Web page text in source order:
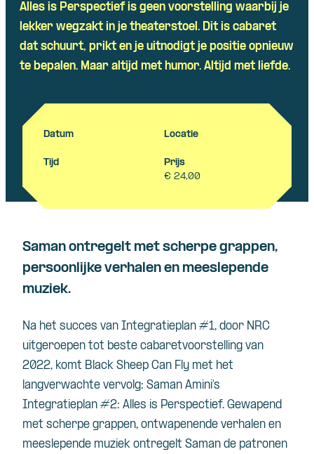
Alles is Perspectief is geen voorstelling waarbij je
lekker wegzakt in je theaterstoel. Dit is cabaret
dat schuurt, prikt en je uitnodigt je positie opnieuw
te bepalen. Maar altijd met humor. Altijd met liefde.
Datum Locatie
Tijd
Prijs
€ 24,00
Saman ontregelt met scherpe grappen,
persoonlijke verhalen en meeslepende
muziek.
Na het succes van Integratieplan #1, door NRC
uitgeroepen tot beste cabaretvoorstelling van
2022, komt Black Sheep Can Fly met het
langverwachte vervolg: Saman Amini’s
Integratieplan #2: Alles is Perspectief. Gewapend
met scherpe grappen, ontwapenende verhalen en
meeslepende muziek ontregelt Saman de patronen